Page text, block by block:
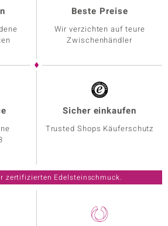
Beste Preise
Wir verzichten auf teure
Zwischenhändler
Sicher einkaufen
Trusted Shops Käuferschutz
zertifizierten Edelsteinschmuck.